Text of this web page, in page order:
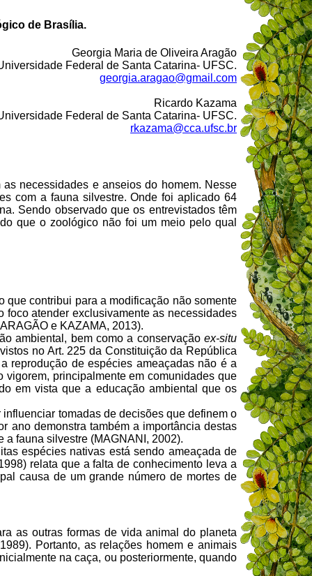
de Brasília.
Georgia Maria de Oliveira Aragão
Federal de Santa Catarina- UFSC.
georgia.aragao@gmail.com
Ricardo Kazama
Federal de Santa Catarina- UFSC.
rkazama@cca.ufsc.br
necessidades e anseios do homem. Nesse
com a fauna silvestre. Onde foi aplicado 64
Sendo observado que os entrevistados têm
que o zoológico não foi um meio pelo qual
que contribui para a modificação não somente
atender exclusivamente as necessidades
e KAZAMA, 2013).
ambiental, bem como a conservaçãoex-situ
no Art. 225 da Constituição da República
reprodução de espécies ameaçadas não é a
principalmente em comunidades que
em vista que a educação ambiental que os
tomadas de decisões que definem o
ano demonstra também a importância destas
fauna silvestre (MAGNANI, 2002).
espécies nativas está sendo ameaçada de
relata que a falta de conhecimento leva a
causa de um grande número de mortes de
as outras formas de vida animal do planeta
Portanto, as relações homem e animais
na caça, ou posteriormente, quando